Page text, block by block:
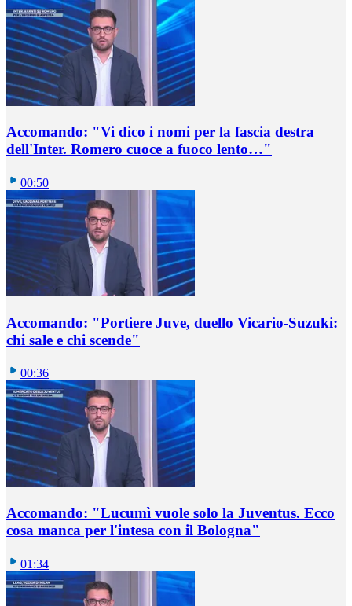
Accomando: "Vi dico i nomi per la fascia destra
dell'Inter. Romero cuoce a fuoco lento…"
00:50
Accomando: "Portiere Juve, duello Vicario-Suzuki:
chi sale e chi scende"
00:36
Accomando: "Lucumì vuole solo la Juventus. Ecco
cosa manca per l'intesa con il Bologna"
01:34